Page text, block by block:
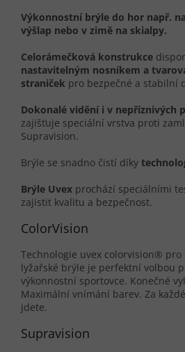
Výkonnostní brýle do hor např.
výšlap nebo v zimě na skialpy.
Celorámečková konstrukce
nastavitelným nosníkem a
straniček pro bezpečné a stabilní
Dokonalé vidění i v nepříznivých
zajišťuje speciální vrstva proti
Supravision.
Brýle se snadno čistí díky
Brýle Uvex prochází speciálními
zajistit kvalitu a bezpečnost.
ColorVision
Technologie uvex colorvision®
lyžařské brýle je perfektní volbou
výkonnostní sportovce. Konečné
Maximální vnímání barev. Za
jdete.
Supravision